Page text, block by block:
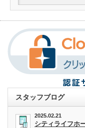
スタッフブログ
2025.02.21
シティライフホ